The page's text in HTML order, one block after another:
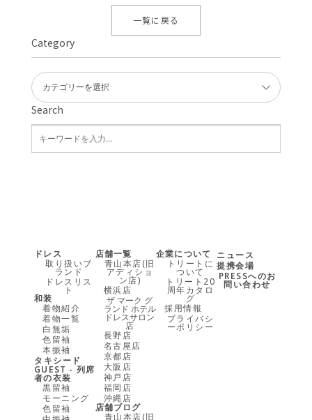
一覧に戻る
Search
Category
ドレス
取り扱いブ
ランド
ドレスリス
ト
和装
着物紹介
着物一覧
白無垢
色留袖
本振袖
タキシード
GUEST - 列席
者の衣装
黒留袖
モーニング
色留袖
店舗一覧
青山本店(旧
アディショ
ン店)
横浜店
ザ マーク グ
ランド ホテル
ドレスサロン
店
長野店
名古屋店
京都店
大阪店
神戸店
福岡店
沖縄店
店舗ブログ
企業について
トリートに
ついて
トリート20
周年カタロ
グ
採用情報
プライバシ
ーポリシー
ニュース
提携会場
PRESSへのお
問い合わせ